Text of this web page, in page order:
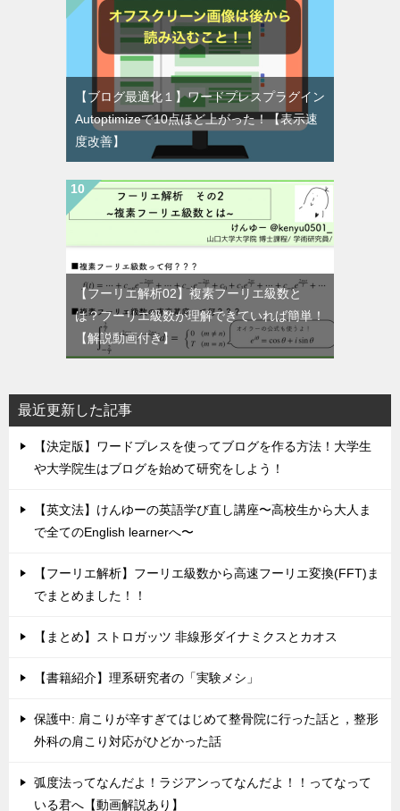
【ブログ最適化１】ワードプレスプラグイン
Autoptimizeで10点ほど上がった！【表示速
度改善】
【フーリエ解析02】複素フーリエ級数と
は？フーリエ級数が理解できていれば簡単！
【解説動画付き】
最近更新した記事
【決定版】ワードプレスを使ってブログを作る方法！大学生
や大学院生はブログを始めて研究をしよう！
【英文法】けんゆーの英語学び直し講座〜高校生から大人ま
で全てのEnglish learnerへ〜
【フーリエ解析】フーリエ級数から高速フーリエ変換(FFT)ま
でまとめました！！
【まとめ】ストロガッツ 非線形ダイナミクスとカオス
【書籍紹介】理系研究者の「実験メシ」
保護中: 肩こりが辛すぎてはじめて整骨院に行った話と，整形
外科の肩こり対応がひどかった話
弧度法ってなんだよ！ラジアンってなんだよ！！ってなって
いる君へ【動画解説あり】